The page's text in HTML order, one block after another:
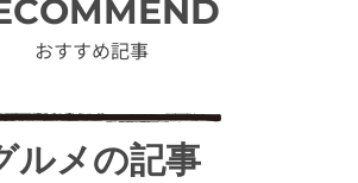
おすすめ記事
ルメの記事